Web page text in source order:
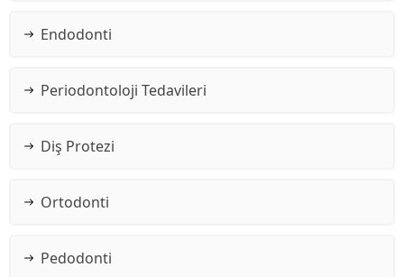
Endodonti
Periodontoloji Tedavileri
Diş Protezi
Ortodonti
Pedodonti